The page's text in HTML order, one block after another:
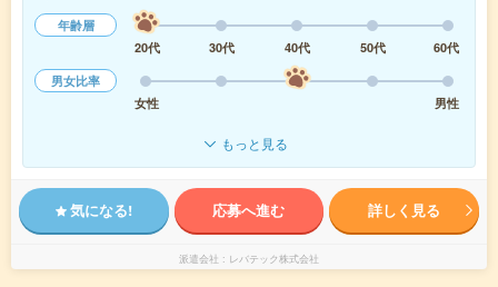
年齢層
20代
30代 40代 50代
60代
男女比率
女性
男性
もっと見る
気になる! 応募へ進む 詳しく見る
派遣会社 レバテック株式会社